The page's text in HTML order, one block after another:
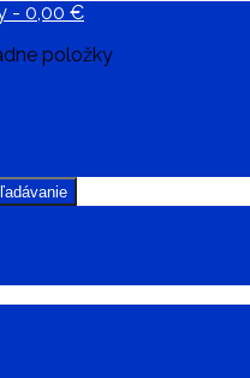
- 0,00 €
položky